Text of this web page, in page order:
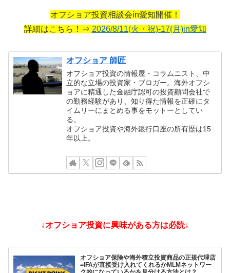
オフショア投資相談会in愛知開催！
詳細はこちら！⇒ 2026/8/11(火・祝)-17(月)in愛知
オフショア 師匠
オフショア投資の情報屋・コラムニスト、中
立的な立場の投資家・ブロガー。海外オフシ
ョアに精通した金融庁認可の投資顧問会社で
の勤務経験があり、知り得た情報を正確にタ
イムリーにまとめる事をモットーとしてい
る。
オフショア投資や海外銀行口座の所有歴は15
年以上。
↓オフショア投資に興味がある方は必読↓
オフショア保険や海外積立投資商品の正規代理店
=IFAが直接受け入れてくれるかMLMネットワー